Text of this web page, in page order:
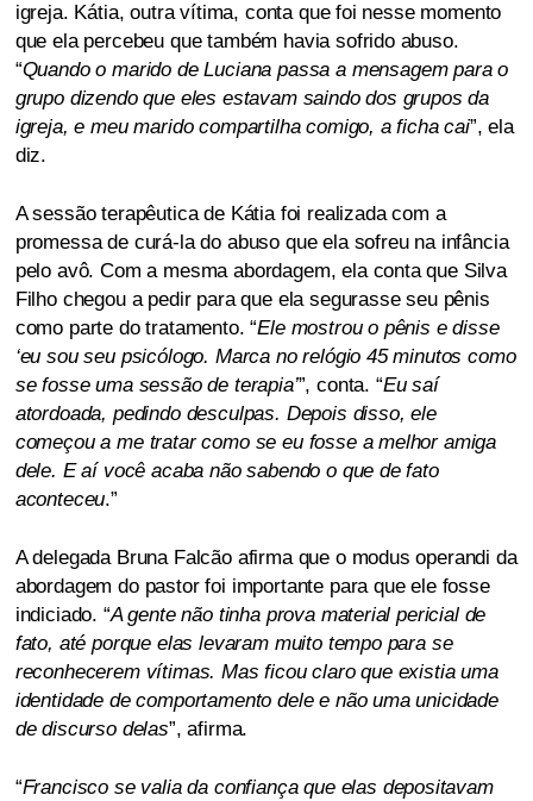
igreja. Kátia, outra vítima, conta que foi nesse momento
que ela percebeu que também havia sofrido abuso.
“Quando o marido de Luciana passa a mensagem para o
grupo dizendo que eles estavam saindo dos grupos da
igreja, e meu marido compartilha comigo, a ficha cai”, ela
diz.
A sessão terapêutica de Kátia foi realizada com a
promessa de curá-la do abuso que ela sofreu na infância
pelo avô. Com a mesma abordagem, ela conta que Silva
Filho chegou a pedir para que ela segurasse seu pênis
como parte do tratamento. “Ele mostrou o pênis e disse
‘eu sou seu psicólogo. Marca no relógio 45 minutos como
se fosse uma sessão de terapia’”, conta. “Eu saí
atordoada, pedindo desculpas. Depois disso, ele
começou a me tratar como se eu fosse a melhor amiga
dele. E aí você acaba não sabendo o que de fato
aconteceu.”
A delegada Bruna Falcão afirma que o modus operandi da
abordagem do pastor foi importante para que ele fosse
indiciado. “A gente não tinha prova material pericial de
fato, até porque elas levaram muito tempo para se
reconhecerem vítimas. Mas ficou claro que existia uma
identidade de comportamento dele e não uma unicidade
de discurso delas”, afirma.
“Francisco se valia da confiança que elas depositavam